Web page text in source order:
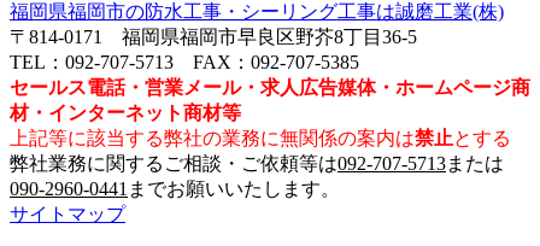
福岡県福岡市の防水工事・シーリング工事は誠磨工業(株)
〒814-0171 福岡県福岡市早良区野芥8丁目36-5
TEL：092-707-5713 FAX：092-707-5385
セールス電話・営業メール・求人広告媒体・ホームページ商
材・インターネット商材等
上記等に該当する弊社の業務に無関係の案内は禁止とする
弊社業務に関するご相談・ご依頼等は092-707-5713または
090-2960-0441 までお願いいたします。
サイトマップ